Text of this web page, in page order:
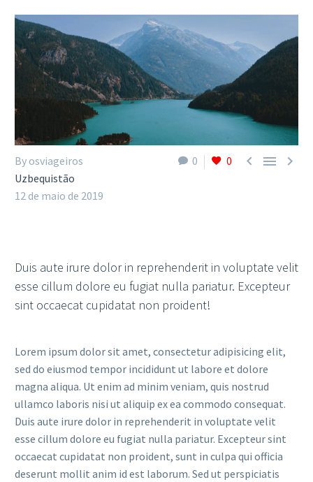
0 0   
By osviageiros
Uzbequistão
12 de maio de 2019
Duis aute irure dolor in reprehenderit in voluptate velit
esse cillum dolore eu fugiat nulla pariatur. Excepteur
sint occaecat cupidatat non proident!
Lorem ipsum dolor sit amet, consectetur adipisicing elit,
sed do eiusmod tempor incididunt ut labore et dolore
magna aliqua. Ut enim ad minim veniam, quis nostrud
ullamco laboris nisi ut aliquip ex ea commodo consequat.
Duis aute irure dolor in reprehenderit in voluptate velit
esse cillum dolore eu fugiat nulla pariatur. Excepteur sint
occaecat cupidatat non proident, sunt in culpa qui officia
deserunt mollit anim id est laborum. Sed ut perspiciatis